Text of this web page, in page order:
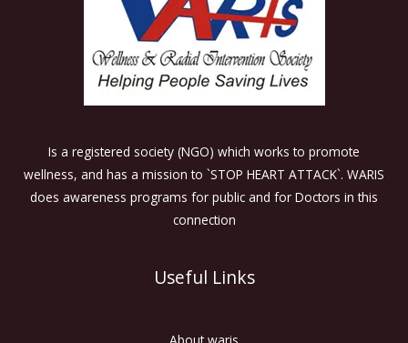
Is a registered society (NGO) which works to promote
wellness, and has a mission to `STOP HEART ATTACK`. WARIS
does awareness programs for public and for Doctors in this
connection
Useful Links